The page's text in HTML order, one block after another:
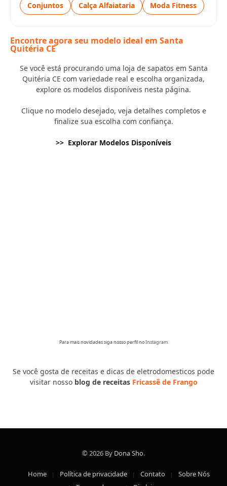
Conjuntos
Calça Alfaiataria Moda Fitness
Encontre agora seu modelo ideal em Santa
Quitéria CE
Se você está procurando uma loja de sapatos em Santa
Quitéria CE com variedade real e escolha organizada,
explore os modelos disponíveis nesta página.
Clique no modelo desejado, veja detalhes completos e
finalize sua escolha com confiança.
>> Explorar Modelos Disponíveis
Para mais novidades siga nosso perfil noInstagram
Se você gosta de receitas e dicas de eletrodomesticos pode
visitar nosso blog de receitas Fricassê de Frango
© 2026 By Dona Sho.
Home Política de privacidade Contato
Sobre Nós